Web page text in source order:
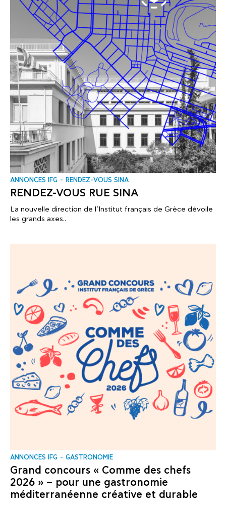
ANNONCES IFG RENDEZ-VOUS SINA
RENDEZ-VOUS RUE SINA
La nouvelle direction de l’Institut français de Grèce dévoile
les grands axes..
ANNONCES IFG GASTRONOMIE
Grand concours « Comme des chefs
2026 » – pour une gastronomie
méditerranéenne créative et durable